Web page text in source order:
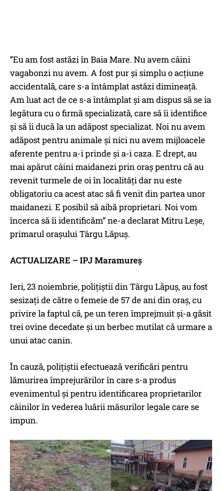
”Eu am fost astăzi în Baia Mare. Nu avem câini
vagabonzi nu avem. A fost pur și simplu o acțiune
accidentală, care s-a întâmplat astăzi dimineață.
Am luat act de ce s-a întâmplat și am dispus să se ia
legătura cu o firmă specializată, care să îi identifice
și să îi ducă la un adăpost specializat. Noi nu avem
adăpost pentru animale și nici nu avem mijloacele
aferente pentru a-i prinde și a-i caza. E drept, au
mai apărut câini maidanezi prin oraș pentru că au
revenit turmele de oi în localități dar nu este
obligatoriu ca acest atac să fi venit din partea unor
maidanezi. E posibil să aibă proprietari. Noi vom
încerca să îi identificăm” ne-a declarat Mitru Leșe,
primarul orașului Târgu Lăpuș.
ACTUALIZARE – IPJ Maramureș
Ieri, 23 noiembrie, polițiștii din Târgu Lăpuș, au fost
sesizați de către o femeie de 57 de ani din oraș, cu
privire la faptul că, pe un teren împrejmuit și-a găsit
trei ovine decedate și un berbec mutilat că urmare a
unui atac canin.
În cauză, polițiștii efectuează verificări pentru
lămurirea împrejurărilor în care s-a produs
evenimentul și pentru identificarea proprietarilor
câinilor în vederea luării măsurilor legale care se
impun.